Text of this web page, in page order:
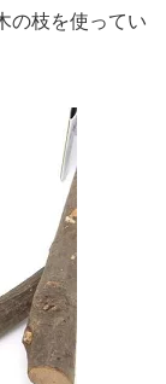
の枝を使ってい